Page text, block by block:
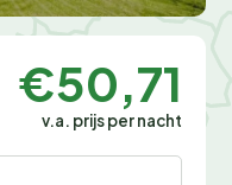
€50,71
v.a. prijs per nacht